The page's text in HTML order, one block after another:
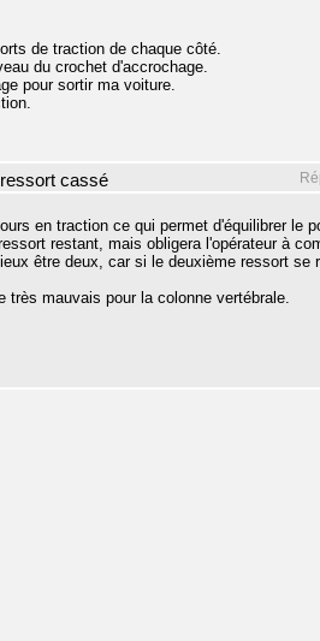
de traction de chaque côté.
du crochet d'accrochage.
pour sortir ma voiture.
cassé
en traction ce qui permet d'équilibrer le
restant, mais obligera l'opérateur à
être deux, car si le deuxième ressort se
très mauvais pour la colonne vertébrale.